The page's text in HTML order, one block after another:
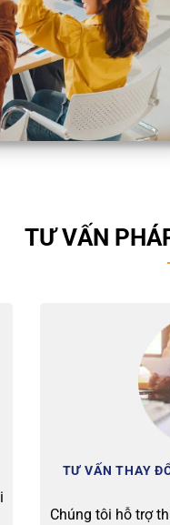
TƯ VẤN
TƯ VẤN THAY
Chúng tôi hỗ trợ